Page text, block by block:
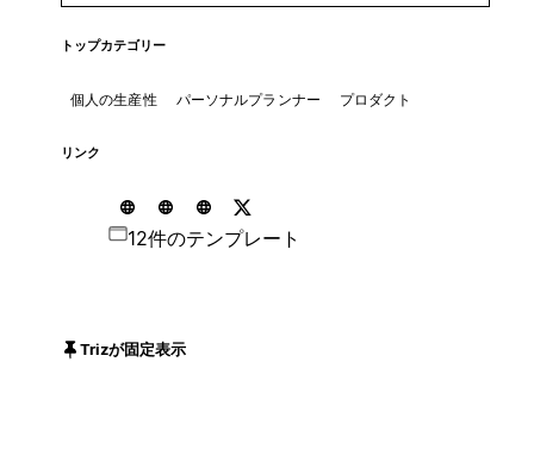
トップカテゴリー
個人の生産性 パーソナルプランナー プロダクト
リンク
12件のテンプレート
Trizが固定表示